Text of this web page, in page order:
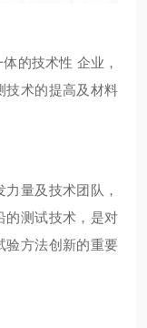
的技术性 企业，
技术的提高及材料
量及技术团队，
的测试技术，是对
验方法创新的重要